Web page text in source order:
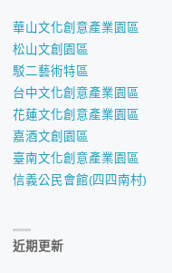
華山文化創意產業園區
松山文創園區
駁二藝術特區
台中文化創意產業園區
花蓮文化創意產業園區
嘉酒文創園區
臺南文化創意產業園區
信義公民會館(四四南村)
近期更新